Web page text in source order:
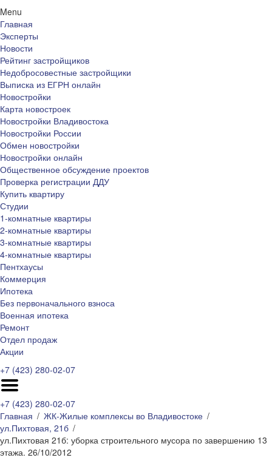
Menu
Главная
Эксперты
Новости
Рейтинг застройщиков
Недобросовестные застройщики
Выписка из ЕГРН онлайн
Новостройки
Карта новостроек
Новостройки Владивостока
Новостройки России
Обмен новостройки
Новостройки онлайн
Общественное обсуждение проектов
Проверка регистрации ДДУ
Купить квартиру
Студии
1-комнатные квартиры
2-комнатные квартиры
3-комнатные квартиры
4-комнатные квартиры
Пентхаусы
Коммерция
Ипотека
Без первоначального взноса
Военная ипотека
Ремонт
Отдел продаж
Акции
+7 (423) 280-02-07
+7 (423) 280-02-07
Главная
ЖК-Жилые комплексы во Владивостоке
ул.Пихтовая, 21б
ул.Пихтовая 21б: уборка строительного мусора по завершению 13
этажа. 26/10/2012